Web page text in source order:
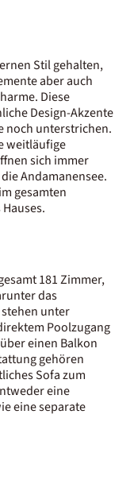
Stil gehalten,
aber auch
Diese
Design-Akzente
noch unterstrichen.
weitläufige
sich immer
Andamanensee.
gesamten
181 Zimmer,
das
unter
Poolzugang
einen Balkon
gehören
Sofa zum
eine
eine separate